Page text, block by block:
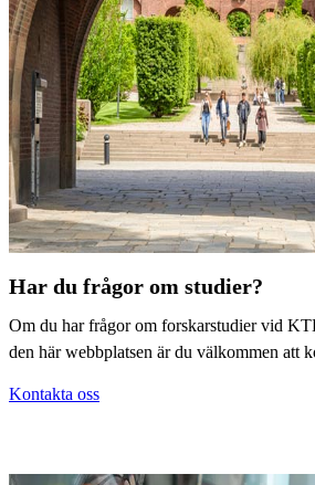
Har du frågor om studier?
Om du har frågor om forskarstudier vid
den här webbplatsen är du välkommen att
Kontakta oss